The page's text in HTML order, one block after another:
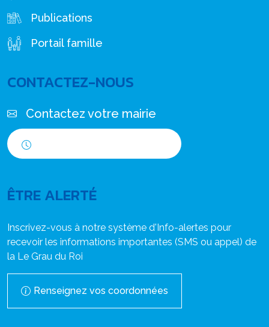
Publications
Portail famille
CONTACTEZ-NOUS
Contactez votre mairie
ÊTRE ALERTÉ
Inscrivez-vous à notre système d'Info-alertes pour
recevoir les informations importantes (SMS ou appel) de
la Le Grau du Roi
Renseignez vos coordonnées